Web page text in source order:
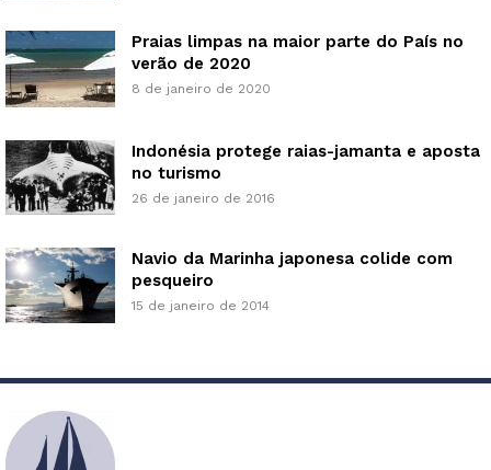
Praias limpas na maior parte do País no
verão de 2020
8 de janeiro de 2020
Indonésia protege raias-jamanta e aposta
no turismo
26 de janeiro de 2016
Navio da Marinha japonesa colide com
pesqueiro
15 de janeiro de 2014